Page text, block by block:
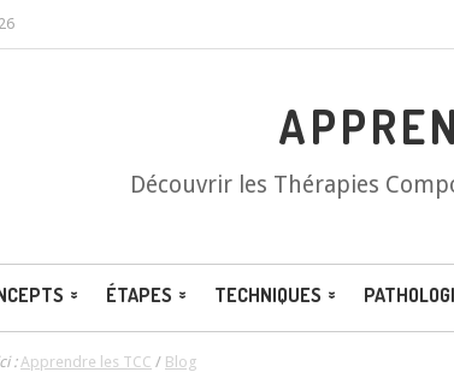
Découvrir les Thérapies
ÉTAPES TECHNIQUES
:Apprendre les TCC / Blog